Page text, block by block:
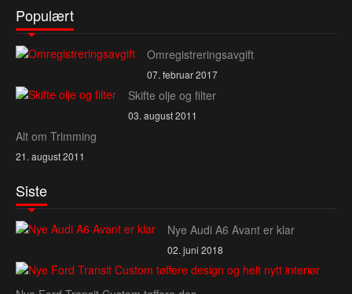
Populært
Omregistreringsavgift
07. februar 2017
Skifte olje og filter
03. august 2011
Alt om Trimming
21. august 2011
Siste
Nye Audi A6 Avant er klar
02. juni 2018